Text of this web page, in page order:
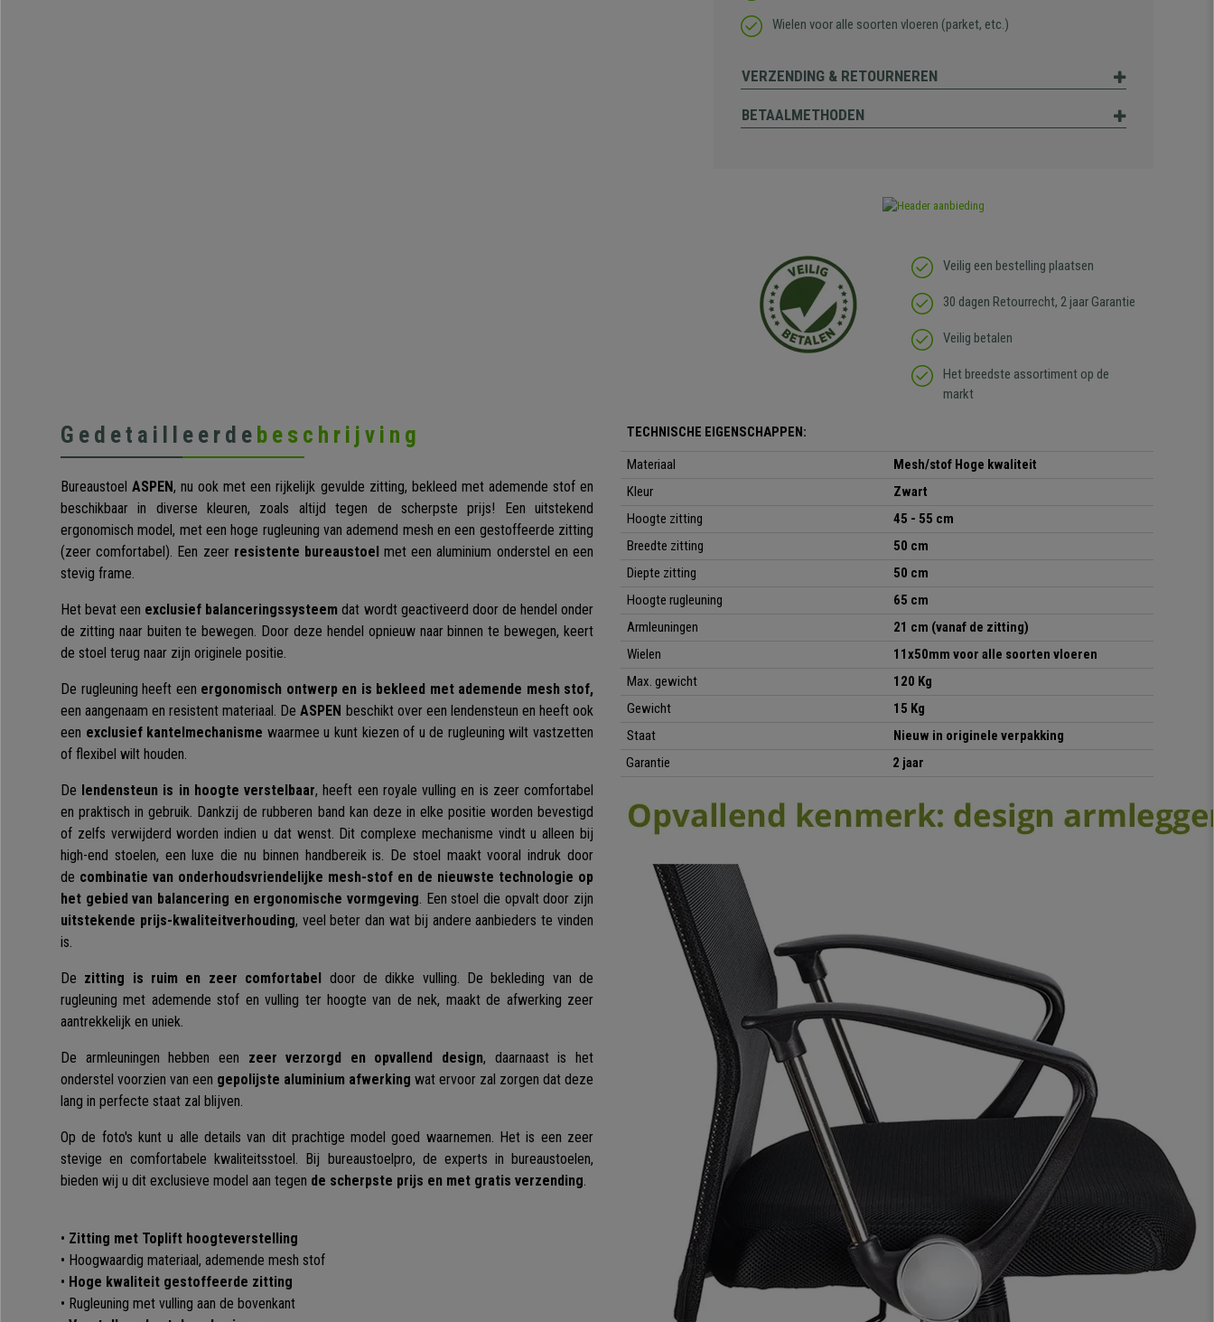
Wielen voor alle soorten vloeren (parket, etc.)
VERZENDING & RETOURNEREN
BETAALMETHODEN
Veilig een bestelling plaatsen
30 dagen Retourrecht, 2 jaar Garantie
Veilig betalen
Het breedste assortiment op de
markt
Gedetailleerde beschrijving
BureaustoelASPEN, nu ook met een rijkelijk gevulde zitting, bekleed met ademende stof en
beschikbaar in diverse kleuren, zoals altijd tegen de scherpste prijs! Een uitstekend
ergonomisch model, met een hoge rugleuning van ademend mesh en een gestoffeerde zitting
(zeer comfortabel). Een zeer resistente bureaustoelmet een aluminium onderstel en een
stevig frame.
Het bevat een exclusief balanceringssysteem dat wordt geactiveerd door de hendel onder
de zitting naar buiten te bewegen. Door deze hendel opnieuw naar binnen te bewegen, keert
de stoel terug naar zijn originele positie.
De rugleuning heeft een ergonomisch ontwerp en is bekleed met ademende mesh stof,
een aangenaam en resistent materiaal. DeASPEN beschikt over een lendensteun en heeft ook
een exclusief kantelmechanisme waarmee u kunt kiezen of u de rugleuning wilt vastzetten
of flexibel wilt houden.
De lendensteun is in hoogte verstelbaar, heeft een royale vulling en is zeer comfortabel
en praktisch in gebruik. Dankzij de rubberen band kan deze in elke positie worden bevestigd
of zelfs verwijderd worden indien u dat wenst. Dit complexe mechanisme vindt u alleen bij
high-end stoelen, een luxe die nu binnen handbereik is. De stoel maakt vooral indruk door
de combinatie van onderhoudsvriendelijke mesh-stof en de nieuwste technologie op
het gebied van balancering en ergonomische vormgeving. Een stoel die opvalt door zijn
uitstekende prijs-kwaliteitverhouding, veel beter dan wat bij andere aanbieders te vinden
is.
De zitting is ruim en zeer comfortabel door de dikke vulling. De bekleding van de
rugleuning met ademende stof en vulling ter hoogte van de nek, maakt de afwerking zeer
aantrekkelijk en uniek.
De armleuningen hebben een zeer verzorgd en opvallend design, daarnaast is het
onderstel voorzien van een gepolijste aluminium afwerking wat ervoor zal zorgen dat deze
lang in perfecte staat zal blijven.
Op de foto's kunt u alle details van dit prachtige model goed waarnemen. Het is een zeer
stevige en comfortabele kwaliteitsstoel. Bij bureaustoelpro, de experts in bureaustoelen,
bieden wij u dit exclusieve model aan tegen de scherpste prijs en met gratis verzending.
• Zitting met Toplift hoogteverstelling
• Hoogwaardig materiaal, ademende mesh stof
• Hoge kwaliteit gestoffeerde zitting
• Rugleuning met vulling aan de bovenkant
TECHNISCHE EIGENSCHAPPEN:
Materiaal
Mesh/stof Hoge kwaliteit
Kleur
Zwart
Hoogte zitting
45 - 55 cm
Breedte zitting
50 cm
Diepte zitting
50 cm
Hoogte rugleuning
65 cm
Armleuningen
21 cm (vanaf de zitting)
Wielen
11x50mmvoor alle soorten vloeren
Max. gewicht
120 Kg
Gewicht
15 Kg
Staat
Nieuw in originele verpakking
Garantie
2 jaar